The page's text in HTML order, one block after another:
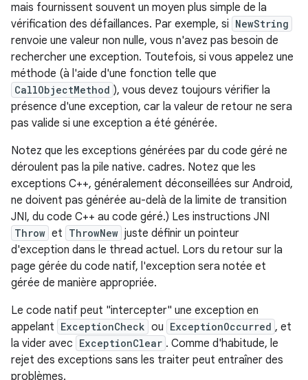
mais fournissent souvent un moyen plus simple de la
vérification des défaillances. Par exemple, si NewString
renvoie une valeur non nulle, vous n'avez pas besoin de
rechercher une exception. Toutefois, si vous appelez une
méthode (à l'aide d'une fonction telle que
CallObjectMethod ), vous devez toujours vérifier la
présence d'une exception, car la valeur de retour ne sera
pas valide si une exception a été générée.
Notez que les exceptions générées par du code géré ne
déroulent pas la pile native. cadres. Notez que les
exceptions C++, généralement déconseillées sur Android,
ne doivent pas générée au-delà de la limite de transition
JNI, du code C++ au code géré.) Les instructions JNI
Throw et ThrowNew juste définir un pointeur
d'exception dans le thread actuel. Lors du retour sur la
page gérée du code natif, l'exception sera notée et
gérée de manière appropriée.
Le code natif peut "intercepter" une exception en
appelant ExceptionCheck ou ExceptionOccurred , et
la vider avec ExceptionClear . Comme d'habitude, le
rejet des exceptions sans les traiter peut entraîner des
problèmes.